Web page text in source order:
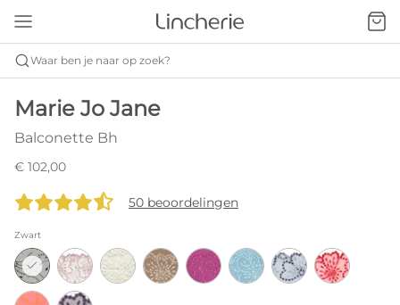
Waar ben je naar op zoek?
Marie Jo Jane
Balconette Bh
€ 102,00
50 beoordelingen
Zwart